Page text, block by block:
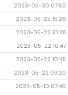
2023-05-30 07:50
2023-05-25 15:26
2023-05-22 10:48
2023-05-22 10:47
2023-05-22 10:45
2023-05-22 09:20
2023-05-10 07:46